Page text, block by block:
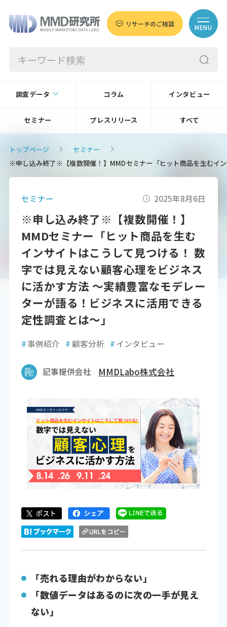
リサーチのご相談 MENU
調査データ コラム インタビュー
セミナー プレスリリース すべて
トップページ
セミナー
※申し込み終了※【複数開催！】MMDセミナー「ヒット商品を生むイ
セミナー 2025年8月6日
※申し込み終了※【複数開催！】
MMDセミナー「ヒット商品を生む
インサイトはこうして見つける！ 数
字では見えない顧客心理をビジネス
に活かす方法 ～実績豊富なモデレー
ターが語る！ビジネスに活用できる
定性調査とは～」
#事例紹介 # 顧客分析 #インタビュー
記事提供会社 MMDLabo株式会社
「売れる理由がわからない」
「数値データはあるのに次の一手が見え
ない」